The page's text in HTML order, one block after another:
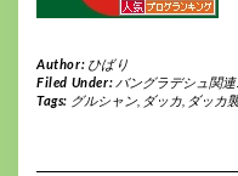
Author: ひばり
Filed Under: バングラデシュ関
Tags: グルシャン, ダッカ, ダッカ